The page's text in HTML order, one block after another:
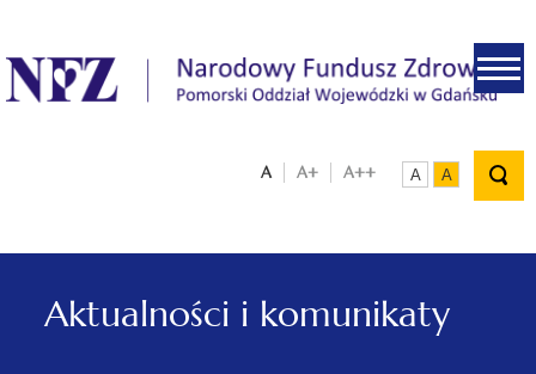
.
A A+ A++ A A
Aktualności i komunikaty